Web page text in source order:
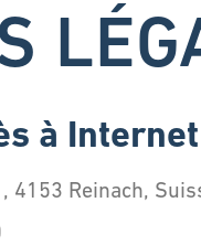
à Internet
4153 Reinach,